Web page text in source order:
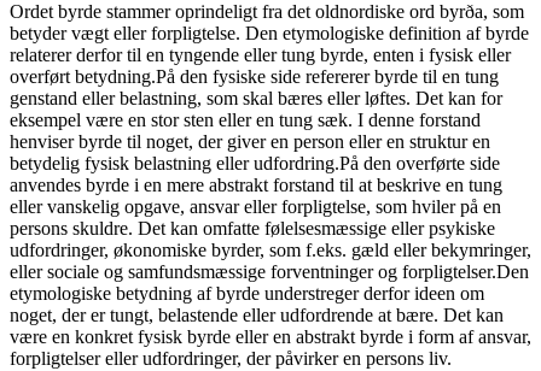
Ordet byrde stammer oprindeligt fra det oldnordiske ord byrða, som
betyder vægt eller forpligtelse. Den etymologiske definition af byrde
relaterer derfor til en tyngende eller tung byrde, enten i fysisk eller
overført betydning.På den fysiske side refererer byrde til en tung
genstand eller belastning, som skal bæres eller løftes. Det kan for
eksempel være en stor sten eller en tung sæk. I denne forstand
henviser byrde til noget, der giver en person eller en struktur en
betydelig fysisk belastning eller udfordring.På den overførte side
anvendes byrde i en mere abstrakt forstand til at beskrive en tung
eller vanskelig opgave, ansvar eller forpligtelse, som hviler på en
persons skuldre. Det kan omfatte følelsesmæssige eller psykiske
udfordringer, økonomiske byrder, som f.eks. gæld eller bekymringer,
eller sociale og samfundsmæssige forventninger og forpligtelser.Den
etymologiske betydning af byrde understreger derfor ideen om
noget, der er tungt, belastende eller udfordrende at bære. Det kan
være en konkret fysisk byrde eller en abstrakt byrde i form af ansvar,
forpligtelser eller udfordringer, der påvirker en persons liv.